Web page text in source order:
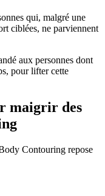
qui, malgré une
ciblées, ne parviennent
aux personnes dont
pour lifter cette
maigrir des
Contouring repose